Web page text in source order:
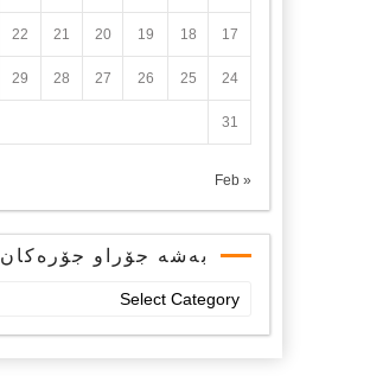
17
18
19
20
21
22
24
25
26
27
28
29
31
« Feb
بەشە جۆراو جۆرەکان
جۆرەکان